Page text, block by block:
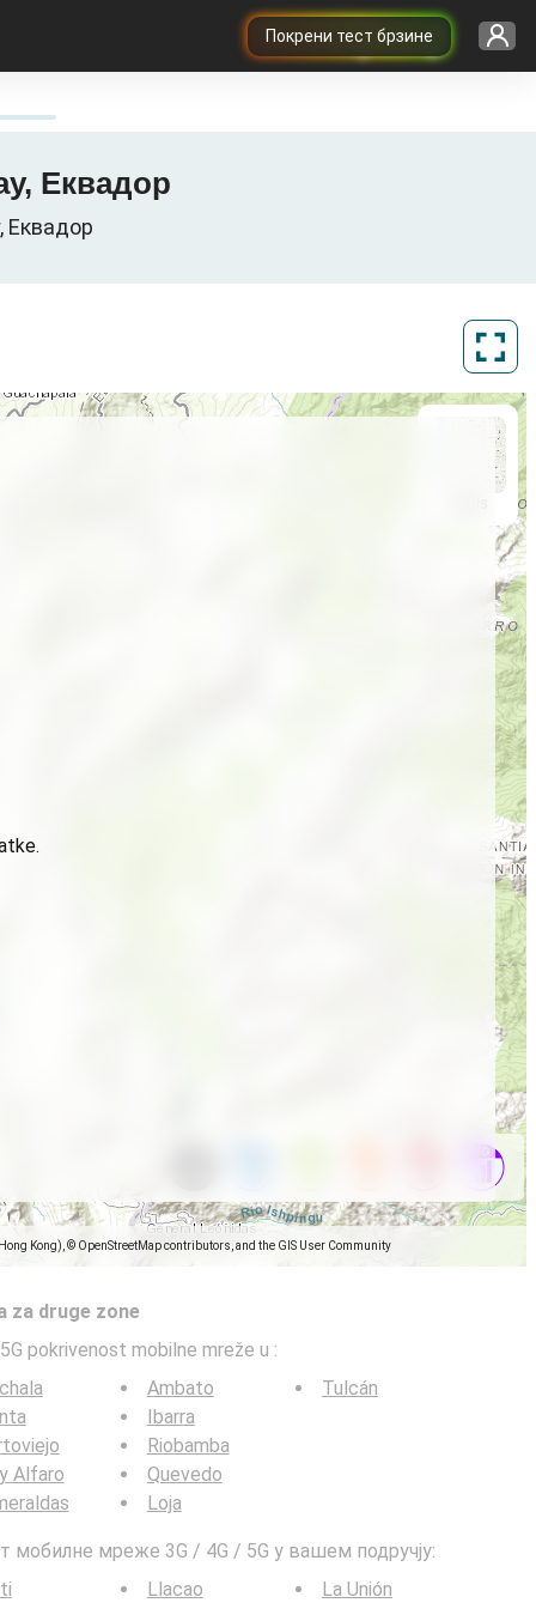
Покрени тест брзине
Еквадор
Еквадор
Kong), © OpenStreetMap contributors, and the GIS User Community
za druge zone
pokrivenost mobilne mreže u :
Alfaro
Ambato
Ibarra
Riobamba
Quevedo
Loja
Tulcán
мобилне мреже 3G / 4G / 5G у вашем подручју:
Llacao La Unión